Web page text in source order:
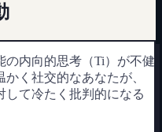
の内向的思考（Ti）が不健
く社交的なあなたが、
して冷たく批判的になる